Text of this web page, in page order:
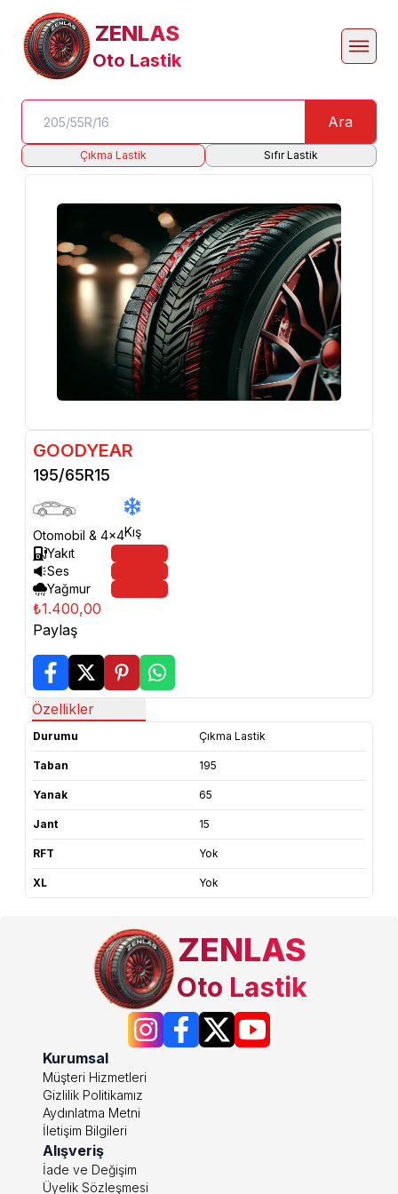
ZENLAS
Oto Lastik
Ara
Çıkma Lastik Sıfır Lastik
GOODYEAR
195/65R15
Otomobil & 4x4Kış
Yakıt
Ses
Yağmur
₺1.400,00
Paylaş
Özellikler
Durumu Çıkma Lastik
Taban 195
Yanak 65
Jant 15
RFT Yok
XL Yok
ZENLAS
Oto Lastik
Kurumsal
Müşteri Hizmetleri
Gizlilik Politikamız
Aydınlatma Metni
İletişim Bilgileri
Alışveriş
İade ve Değişim
Üyelik Sözleşmesi